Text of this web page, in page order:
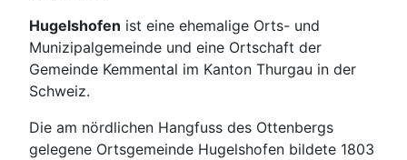
Hugelshofen ist eine ehemalige Orts- und
Munizipalgemeinde und eine Ortschaft der
Gemeinde Kemmental im Kanton Thurgau in der
Schweiz.
Die am nördlichen Hangfuss des Ottenbergs
gelegene Ortsgemeinde Hugelshofen bildete 1803